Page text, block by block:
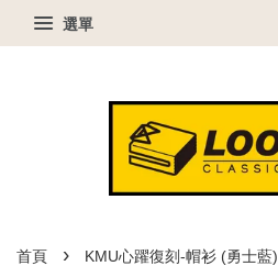
選單
首頁 › KMU心躍復刻-帽衫 (勇士藍)